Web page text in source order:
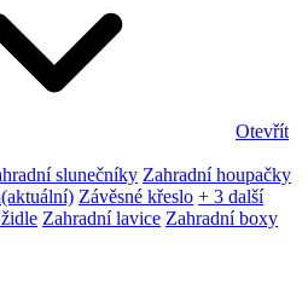
Otevřít
slunečníky Zahradní houpačky
(aktuální) Závěsné křeslo + 3 další
Zahradní lavice Zahradní boxy